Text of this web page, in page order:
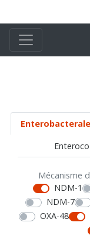
Mécanisme
NDM-1
NDM-7
OXA-48